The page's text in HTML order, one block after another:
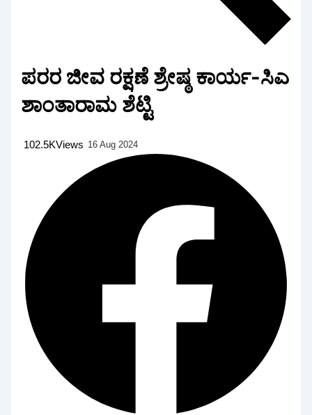
ಪರರ ಜೀವ ರಕ್ಷಣೆ ಶ್ರೇಷ್ಠ ಕಾರ್ಯ-ಸಿಎ
ಶಾಂತಾರಾಮ ಶೆಟ್ಟಿ
102.5KViews 16 Aug 2024